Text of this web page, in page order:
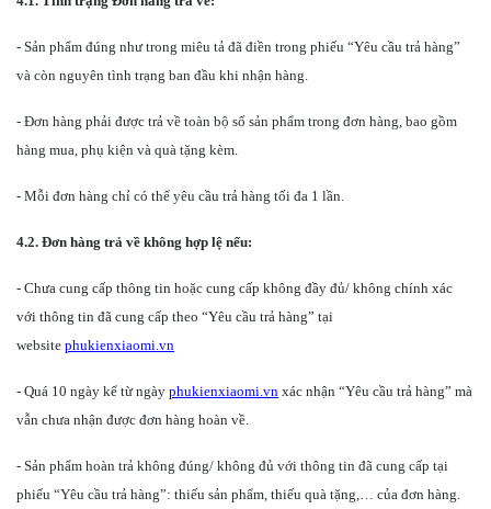
- Sản phẩm đúng như trong miêu tả đã điền trong phiếu “Yêu cầu trả hàng”
và còn nguyên tình trạng ban đầu khi nhận hàng.
- Đơn hàng phải được trả về toàn bộ số sản phẩm trong đơn hàng, bao gồm
hàng mua, phụ kiện và quà tặng kèm.
- Mỗi đơn hàng chỉ có thể yêu cầu trả hàng tối đa 1 lần.
4.2. Đơn hàng trả về không hợp lệ nếu:
- Chưa cung cấp thông tin hoặc cung cấp không đầy đủ/ không chính xác
với thông tin đã cung cấp theo “Yêu cầu trả hàng” tại
website phukienxiaomi.vn
- Quá 10 ngày kể từ ngày phukienxiaomi.vn xác nhận “Yêu cầu trả hàng” mà
vẫn chưa nhận được đơn hàng hoàn về.
- Sản phẩm hoàn trả không đúng/ không đủ với thông tin đã cung cấp tại
phiếu “Yêu cầu trả hàng”: thiếu sản phẩm, thiếu quà tặng,… của đơn hàng.